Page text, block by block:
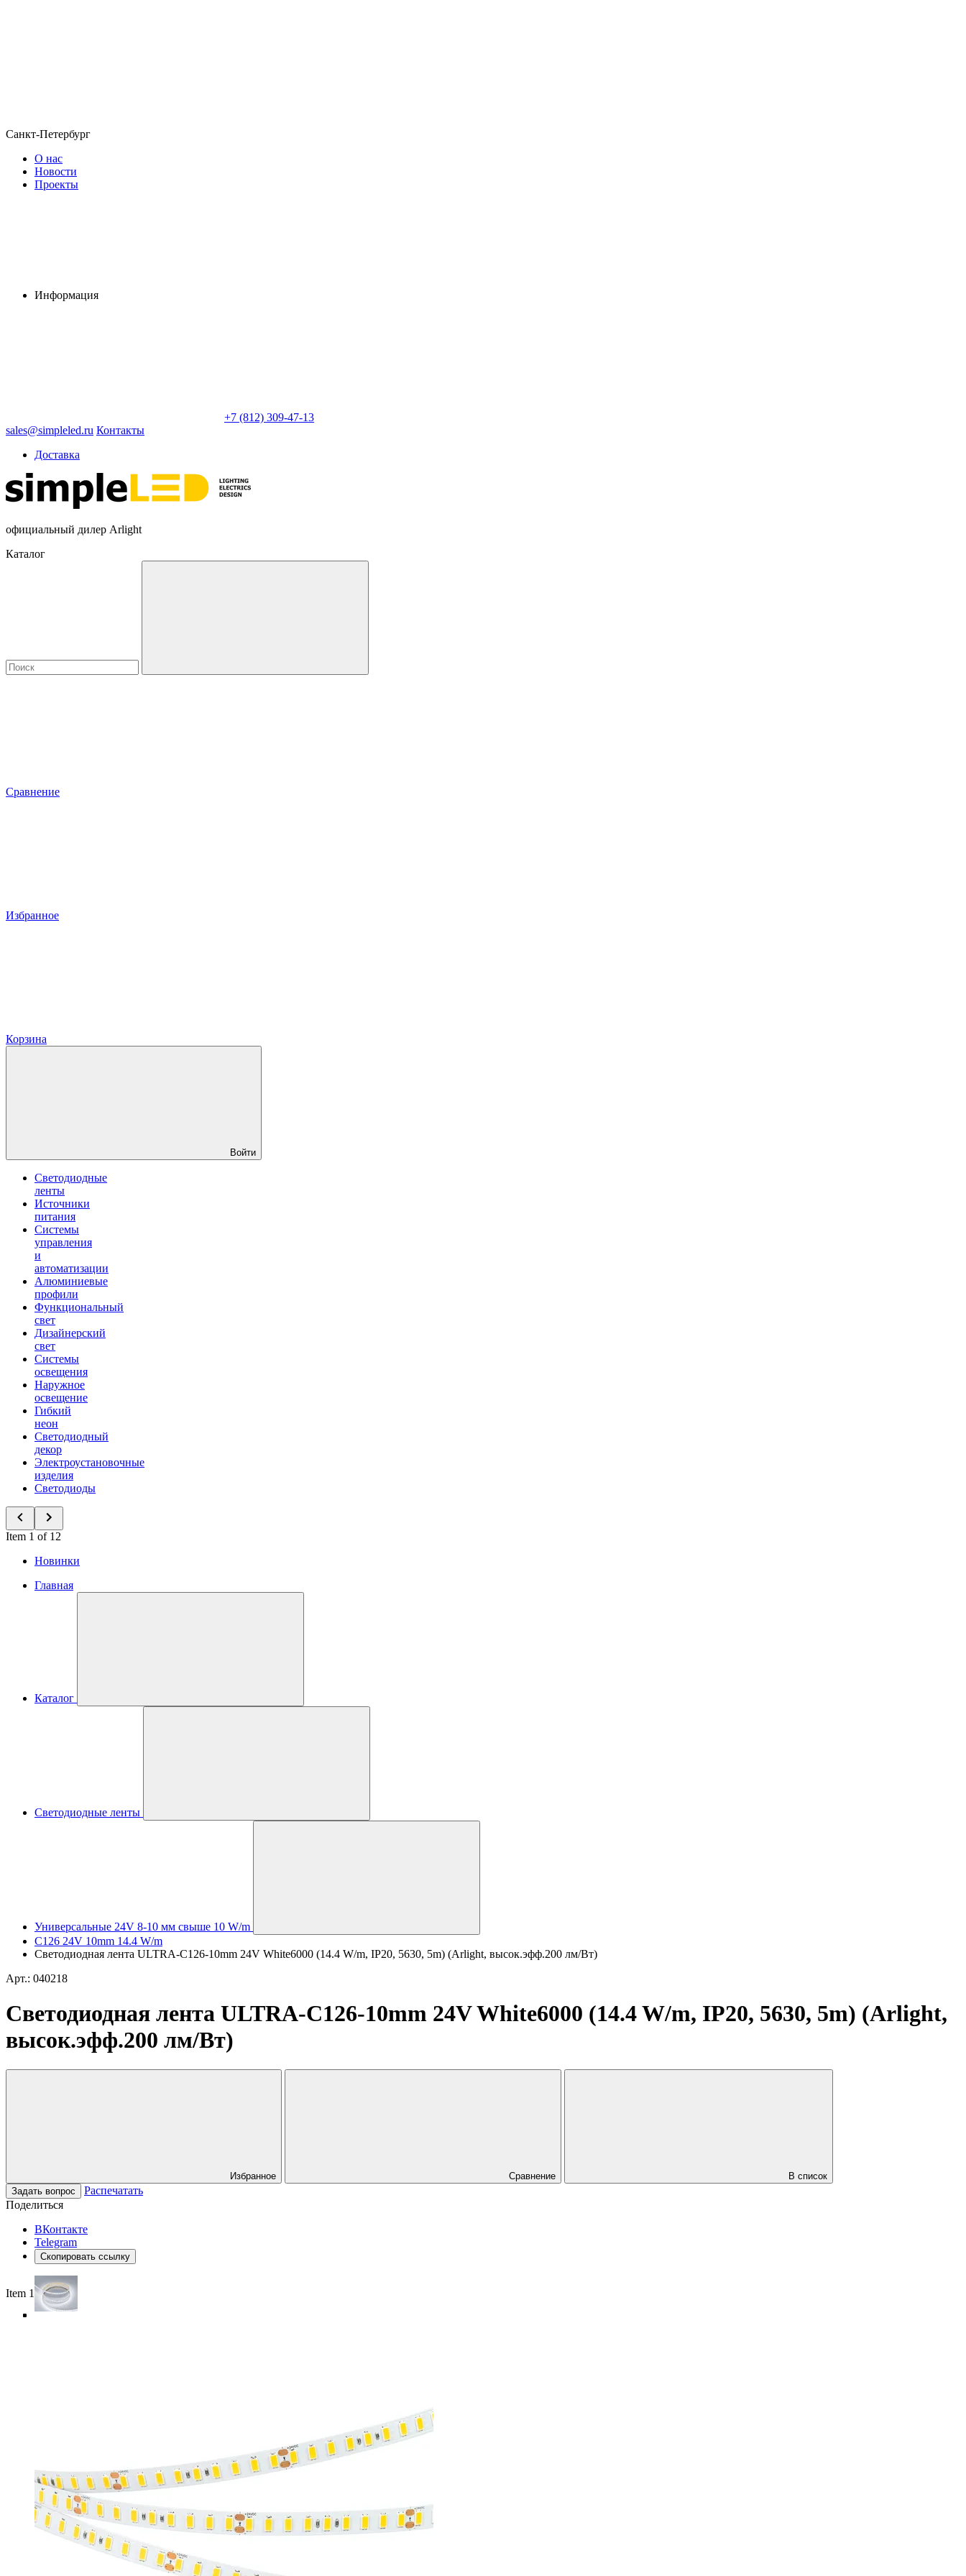
Санкт-Петербург
О нас
Новости
Проекты
Информация
+7 (812) 309-47-13
sales@simpleled.ru Контакты
Доставка
официальный дилер Arlight
Каталог
Сравнение
Избранное
Корзина
Войти
Светодиодные
ленты
Источники
питания
Системы
управления
и
автоматизации
Алюминиевые
профили
Функциональный
свет
Дизайнерский
свет
Системы
освещения
Наружное
освещение
Гибкий
неон
Светодиодный
декор
Электроустановочные
изделия
Светодиоды
Item 1 of 12
Новинки
Главная
Каталог
Светодиодные ленты
Универсальные 24V 8-10 мм свыше 10 W/m
C126 24V 10mm 14.4 W/m
Светодиодная лента ULTRA-C126-10mm 24V White6000 (14.4 W/m, IP20, 5630, 5m) (Arlight, высок.эфф.200 лм/Вт)
Арт.: 040218
Светодиодная лента ULTRA-C126-10mm 24V White6000 (14.4 W/m, IP20, 5630, 5m) (Arlight,
высок.эфф.200 лм/Вт)
Избранное Сравнение
В список
Задать вопрос
Распечатать
Поделиться
ВКонтакте
Telegram
Скопировать ссылку
Item 1 of 5